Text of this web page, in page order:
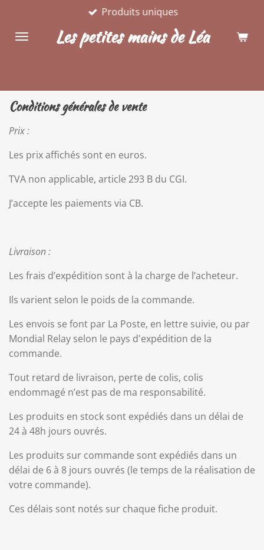
contenu
Les petites mains de Léa
Produits uniques
Conditions générales de vente
Prix :
Les prix affichés sont en euros.
TVA non applicable, article 293 B du CGI.
J’accepte les paiements via CB.
Livraison :
Les frais d’expédition sont à la charge de l’acheteur.
Ils varient selon le poids de la commande.
Les envois se font par La Poste, en lettre suivie, ou par
Mondial Relay selon le pays d'expédition de la
commande.
Tout retard de livraison, perte de colis, colis
endommagé n’est pas de ma responsabilité.
Les produits en stock sont expédiés dans un délai de
24 à 48h jours ouvrés.
Les produits sur commande sont expédiés dans un
délai de 6 à 8 jours ouvrés (le temps de la réalisation de
votre commande).
Ces délais sont notés sur chaque fiche produit.